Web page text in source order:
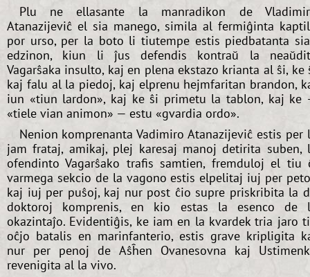
Plu ne ellasante la manradikon de
Atanazijeviĉ el sia manego, simila al fermiĝinta
por urso, per la boto li tiutempe estis piedbatanta
edzinon, kiun li ĵus defendis kontraŭ la
Vagarŝaka insulto, kaj en plena ekstazo krianta al ŝi, ke
kaj falu al la piedoj, kaj elprenu hejmfaritan brandon,
iun «tiun lardon», kaj ke ŝi primetu la tablon, kaj ke
«tiele vian animon» — estu «gvardia ordo».
Nenion komprenanta Vadimiro Atanazijeviĉ estis per
jam frataj, amikaj, plej karesaj manoj detirita suben,
ofendinto Vagarŝako trafis samtien, fremduloj el tiu
varmega sekcio de la vagono estis elpelitaj iuj per
kaj iuj per puŝoj, kaj nur post ĉio supre priskribita la
doktoroj komprenis, en kio estas la esenco de
okazintaĵo. Evidentiĝis, ke iam en la kvardek tria jaro
oĉjo batalis en marinfanterio, estis grave kripligita
nur per penoj de Aŝĥen Ovanesovna kaj
revenigita al la vivo.